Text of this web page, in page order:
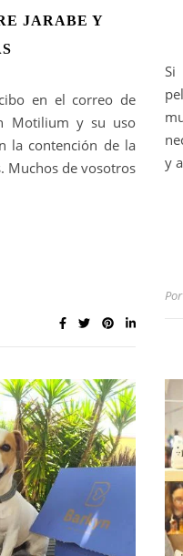
JARABE Y
en el correo de
Motilium y su uso
la contención de la
Muchos de vosotros
Si
y
Por